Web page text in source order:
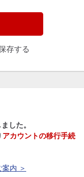
存する
した。
アカウントの移行手続
内 ＞